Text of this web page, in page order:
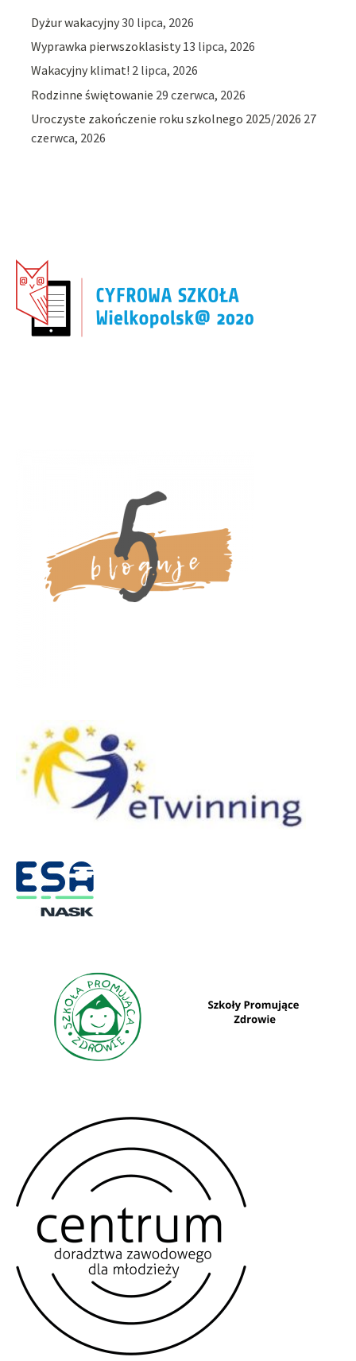
Dyżur wakacyjny30 lipca, 2026
Wyprawka pierwszoklasisty 13 lipca, 2026
Wakacyjny klimat! 2 lipca, 2026
Rodzinne świętowanie 29 czerwca, 2026
Uroczyste zakończenie roku szkolnego 2025/2026 27
czerwca, 2026